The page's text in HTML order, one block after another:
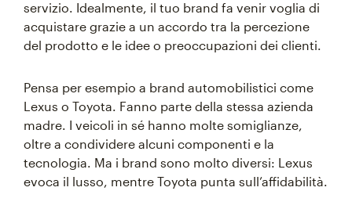
servizio. Idealmente, il tuo brand fa venir voglia di
acquistare grazie a un accordo tra la percezione
del prodotto e le idee o preoccupazioni dei clienti.
Pensa per esempio a brand automobilistici come
Lexus o Toyota. Fanno parte della stessa azienda
madre. I veicoli in sé hanno molte somiglianze,
oltre a condividere alcuni componenti e la
tecnologia. Ma i brand sono molto diversi: Lexus
evoca il lusso, mentre Toyota punta sull’affidabilità.